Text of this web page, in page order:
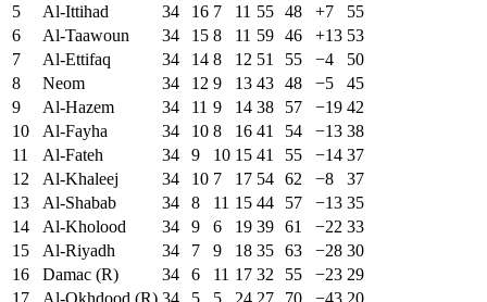
5
Al-Ittihad 34 16 7 11 55 48 +7
55
6
Al-Taawoun 34 15 8 11 59 46 +13 53
7
Al-Ettifaq 34 14 8 12 51 55 −4
50
8
Neom 34 12 9 13 43 48 −5
45
9
Al-Hazem 34 11 9 14 38 57 −19 42
10
Al-Fayha 34 10 8 16 41 54 −13 38
11
Al-Fateh 34 9 10 15 41 55 −14 37
12
Al-Khaleej 34 10 7 17 54 62 −8
37
13
Al-Shabab 34 8 11 15 44 57 −13 35
14
Al-Kholood 34 9 6 19 39 61 −22 33
15
Al-Riyadh 34 7 9 18 35 63 −28 30
16
Damac (R) 34 6 11 17 32 55 −23 29
17
Al-Okhdood (R) 34 5 5 24 27 70 −43 20